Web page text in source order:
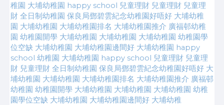
稚園 大埔幼稚園 happy school 兒童理財 兒童理財 兒童理
財 全日制幼稚園 保良局鄧碧雲紀念幼稚園好唔好 大埔幼稚
園 大埔幼稚園 大埔幼稚園排名 大埔幼稚園推介 廣福邨幼稚
園 幼稚園開學 大埔幼稚園 大埔幼稚園 大埔幼稚園 幼稚園學
位空缺 大埔幼稚園 大埔幼稚園邊間好 大埔幼稚園 happy
school 幼稚園 大埔幼稚園 happy school 兒童理財 兒童理
財 兒童理財 全日制幼稚園 保良局鄧碧雲紀念幼稚園好唔好 大
埔幼稚園 大埔幼稚園 大埔幼稚園排名 大埔幼稚園推介 廣福邨
幼稚園 幼稚園開學 大埔幼稚園 大埔幼稚園 大埔幼稚園 幼稚
園學位空缺 大埔幼稚園 大埔幼稚園邊間好 大埔幼稚